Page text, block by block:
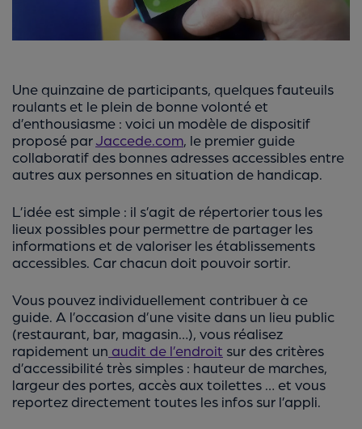
Une quinzaine de participants, quelques fauteuils
roulants et le plein de bonne volonté et
d’enthousiasme : voici un modèle de dispositif
proposé parJaccede.com , le premier guide
collaboratif des bonnes adresses accessibles entre
autres aux personnes en situation de handicap.
L’idée est simple : il s’agit de répertorier tous les
lieux possibles pour permettre de partager les
informations et de valoriser les établissements
accessibles. Car chacun doit pouvoir sortir.
Vous pouvez individuellement contribuer à ce
guide. A l’occasion d’une visite dans un lieu public
(restaurant, bar, magasin…), vous réalisez
rapidement un audit de l’endroit sur des critères
d’accessibilité très simples : hauteur de marches,
largeur des portes, accès aux toilettes … et vous
reportez directement toutes les infos sur l’appli.